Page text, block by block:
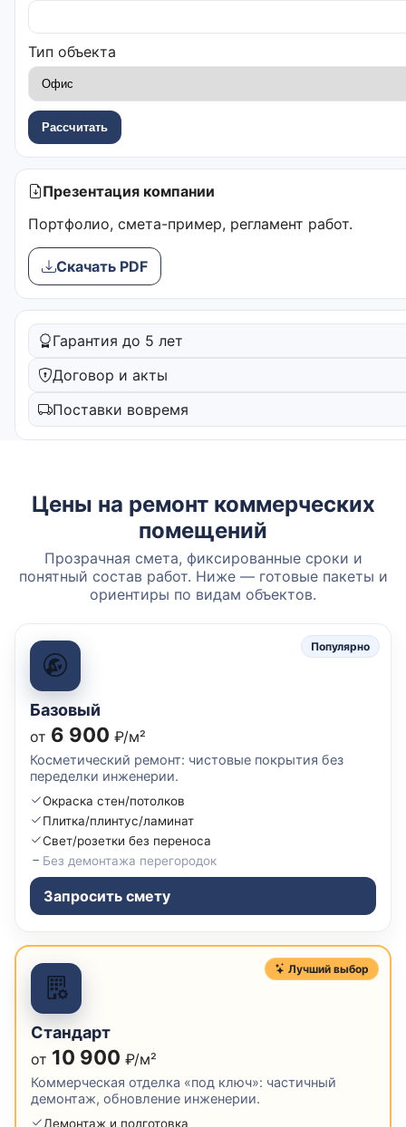
Тип объекта
Рассчитать
Презентация компании
Портфолио, смета-пример, регламент работ.
Скачать PDF
Гарантия до 5 лет
Договор и акты
Поставки вовремя
Цены на ремонт коммерческих
помещений
Прозрачная смета, фиксированные сроки и
понятный состав работ. Ниже — готовые пакеты и
ориентиры по видам объектов.
Популярно
Базовый
от 6 900 ₽/м²
Косметический ремонт: чистовые покрытия без
переделки инженерии.
Окраска стен/потолков
Плитка/плинтус/ламинат
Свет/розетки без переноса
Без демонтажа перегородок
Запросить смету
Лучший выбор
Стандарт
от 10 900 ₽/м²
Коммерческая отделка «под ключ»: частичный
демонтаж, обновление инженерии.
Демонтаж и подготовка